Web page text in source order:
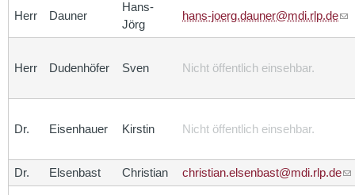
Herr Dauner
Hans-
Jörg
hans-joerg.dauner@mdi.rlp.de
Herr Dudenhöfer Sven Nicht öffentlich einsehbar.
Dr. Eisenhauer Kirstin Nicht öffentlich einsehbar.
Dr. Elsenbast Christian christian.elsenbast@mdi.rlp.de